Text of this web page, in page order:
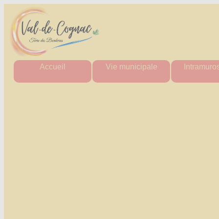
Accueil Vie municipale